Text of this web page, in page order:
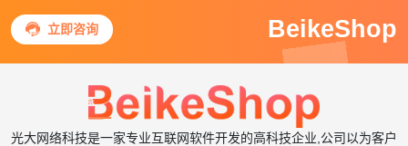
 立即咨询 BeikeShop
光大网络科技是一家专业互联网软件开发的高科技企业,公司以为客户